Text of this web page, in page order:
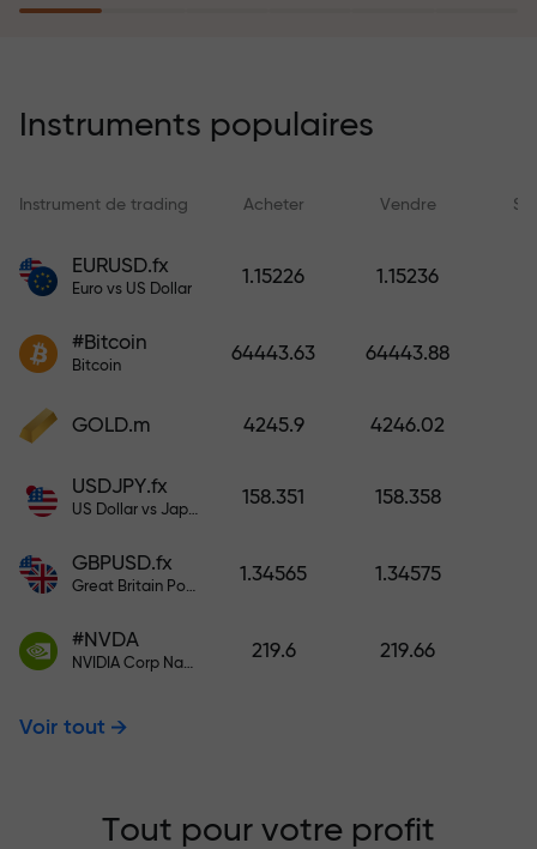
rêves simplement en effectuant un
risques rembourse vos pertes et
garantit un triplement des profits
tranquillité — votre capital est
dépôt. X1000 n’est pas une erreur.
Instruments populaires
Instrument de trading Acheter Vendre
EURUSD.fx
Euro vs US Dollar
1.15226 1.15236
#Bitcoin
Bitcoin
64443.63 64443.88
GOLD.m 4245.9 4246.02
USDJPY.fx
US Dollar vs Japanese Yen
158.351 158.358
GBPUSD.fx
Great Britain Pound vs US Dollar
1.34565 1.34575
#NVDA
NVIDIA Corp Nasdaq Stock Exchange (Nasdaq) USD
219.6 219.66
Voir tout
Tout pour votre profit